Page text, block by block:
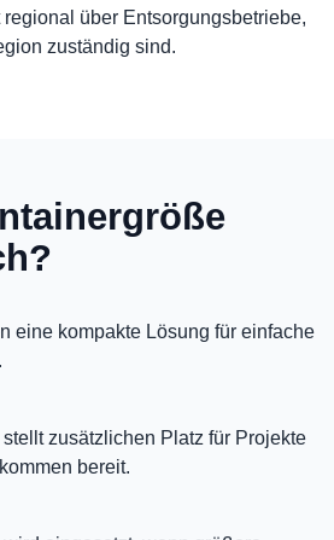
über Entsorgungsbetriebe,
zuständig sind.
eine kompakte Lösung für einfache
zusätzlichen Platz für Projekte
bereit.